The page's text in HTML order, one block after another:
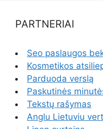
PARTNERIAI
Seo paslaugos
Kosmetikos
Parduoda verslą
Paskutinės
Tekstų rašymas
Anglu Lietuviu